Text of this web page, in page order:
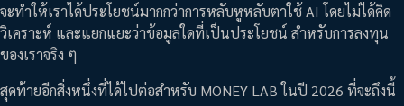
จะทำให้เราได้ประโยชน์มากกว่าการหลับหูหลับตาใช้ AI โดยไม่ได้คิด
วิเคราะห์ และแยกแยะว่าข้อมูลใดที่เป็นประโยชน์ สำหรับการลงทุน
ของเราจริง ๆ
สุดท้ายอีกสิ่งหนึ่งที่ได้ไปต่อสำหรับ MONEY LAB ในปี 2026 ที่จะถึงนี้